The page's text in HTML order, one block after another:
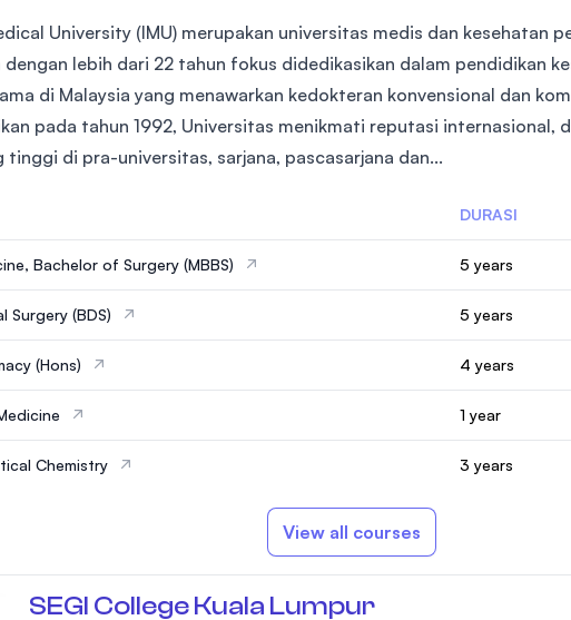
University (IMU) merupakan universitas medis dan kesehatan
dengan lebih dari 22 tahun fokus didedikasikan dalam pendidikan
di Malaysia yang menawarkan kedokteran konvensional dan
pada tahun 1992, Universitas menikmati reputasi internasional,
tinggi di pra-universitas, sarjana, pascasarjana dan...
DURASI
Bachelor of Surgery (MBBS) 5 years
Surgery (BDS) 5 years
(Hons) 4 years
1 year
Chemistry 3 years
View all courses
SEGI College Kuala Lumpur